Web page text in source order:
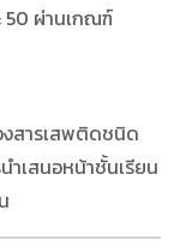
50 ผ่านเกณฑ์
สารเสพติดชนิด
ำเสนอหน้าชั้นเรียน